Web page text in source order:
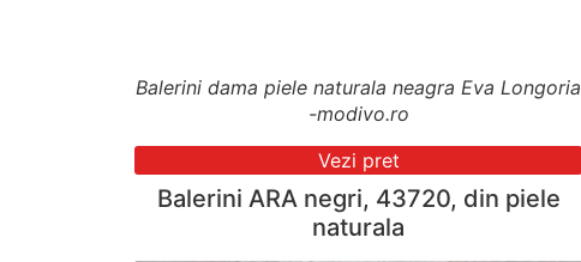
Balerini dama piele naturala neagra Eva Longoria
-modivo.ro
Vezi pret
Balerini ARA negri, 43720, din piele
naturala